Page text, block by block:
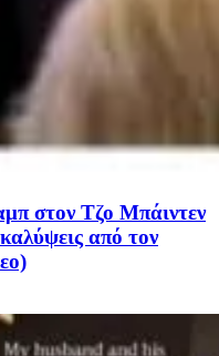
στον Τζο Μπάιντεν
από τον